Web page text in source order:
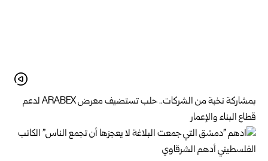
بمشاركة نخبة من الشركات.. حلب تستضيف معرض ARABEX لدعم
قطاع البناء والإعمار